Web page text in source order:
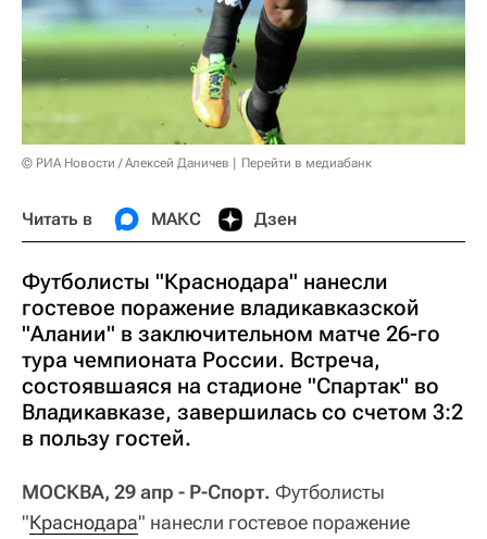
© РИА Новости / Алексей Даничев Перейти в медиабанк
Читать в МАКС Дзен
Футболисты "Краснодара" нанесли
гостевое поражение владикавказской
"Алании" в заключительном матче 26-го
тура чемпионата России. Встреча,
состоявшаяся на стадионе "Спартак" во
Владикавказе, завершилась со счетом 3:2
в пользу гостей.
МОСКВА, 29 апр - Р-Спорт. Футболисты
"Краснодара" нанесли гостевое поражение